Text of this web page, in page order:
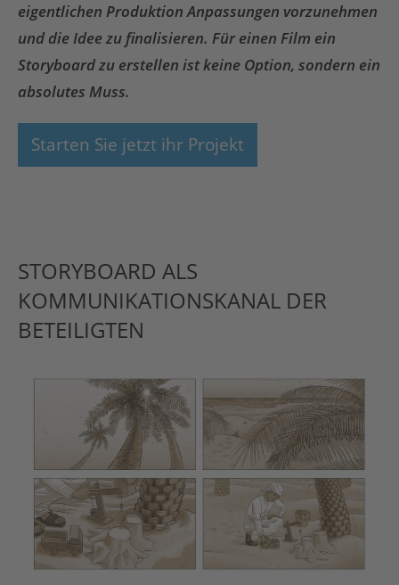
eigentlichen Produktion Anpassungen vorzunehmen
und die Idee zu finalisieren. Für einen Film ein
Storyboard zu erstellen ist keine Option, sondern ein
absolutes Muss.
Starten Sie jetzt ihr Projekt
STORYBOARD ALS
KOMMUNIKATIONSKANAL DER
BETEILIGTEN